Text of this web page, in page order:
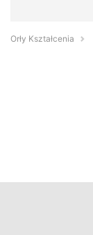
Orły Kształcenia